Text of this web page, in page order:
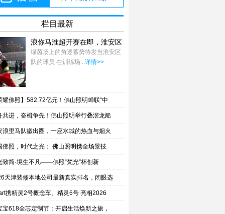
栏目最新
浪你马淮超开赛在即，淮安区
队蓄力备战
绿茵场上的角逐蓄势待发当淮安区
队的球员 在训练场...详情>>
耀佛照】582.72亿元！佛山照明蝉联“中
共进，奋楫争先！佛山照明举行叠滘龙船
浪里马队徽出圈，一座水城的热血与烟火
佛照，时代之光： 佛山照明携全场景技
致简·境生不凡——佛照“梵光”杯创新
天津装修本地公司最新真实排名，闭眼选
携精灵2号概念车、精灵6号 亮相2026
宝618全芯定制节：开启生活焕新之旅，